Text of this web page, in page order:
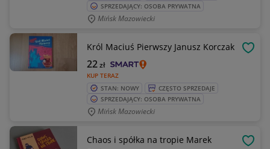
SPRZEDAJĄCY: OSOBA PRYWATNA
Mińsk Mazowiecki
Król Maciuś Pierwszy Janusz Korczak
KUP TERAZ
22zł
STAN: NOWY
CZĘSTO SPRZEDAJE
SPRZEDAJĄCY: OSOBA PRYWATNA
Mińsk Mazowiecki
Chaos i spółka na tropie Marek